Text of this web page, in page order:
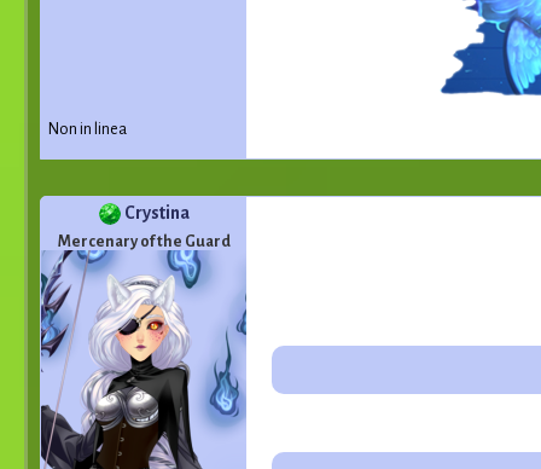
Non in linea
Crystina
Mercenary of the Guard